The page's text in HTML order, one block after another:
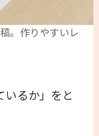
。作りやすいレ
るか」をと